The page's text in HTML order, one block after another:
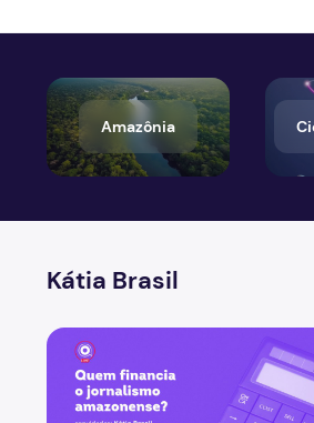
Amazônia
Kátia Brasil
Abaré Escola promove debate